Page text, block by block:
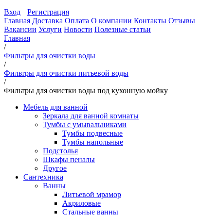
Вход
Регистрация
Главная Доставка Оплата О компании Контакты Отзывы
Вакансии Услуги Новости Полезные статьи
Главная
/
Фильтры для очистки воды
/
Фильтры для очистки питьевой воды
/
Фильтры для очистки воды под кухонную мойку
Мебель для ванной
Зеркала для ванной комнаты
Тумбы с умывальниками
Тумбы подвесные
Тумбы напольные
Подстолья
Шкафы пеналы
Другое
Сантехника
Ванны
Литьевой мрамор
Акриловые
Стальные ванны